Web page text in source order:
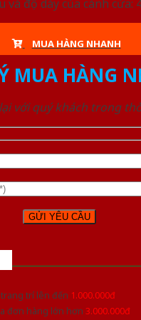
độ dày của cánh cửa:
MUA HÀNG NHANH
MUA HÀNG
với quý khách trong
trí lên đến 1.000.000đ
đơn hàng lớn hơn 3.000.000đ